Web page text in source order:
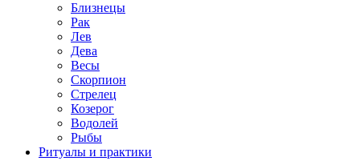
Близнецы
Рак
Лев
Дева
Весы
Скорпион
Стрелец
Козерог
Водолей
Рыбы
Ритуалы и практики